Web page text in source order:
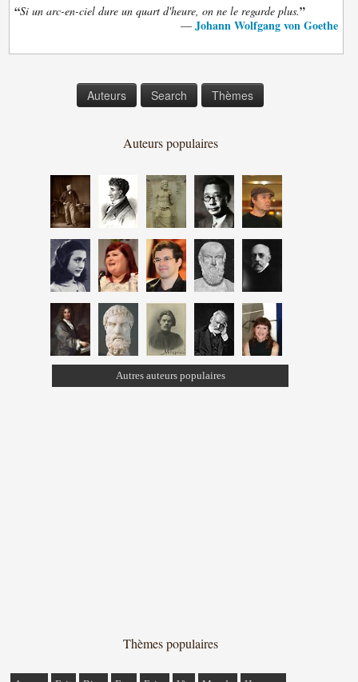
“Si un arc-en-ciel dure un quart d'heure, on ne le regarde plus.”
— Johann Wolfgang von Goethe
Auteurs Search Thèmes
Auteurs populaires
Autres auteurs populaires
Thèmes populaires